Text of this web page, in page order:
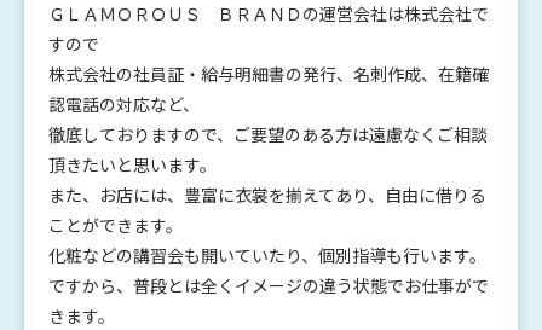
ＧＬＡＭＯＲＯＵＳ ＢＲＡＮＤの運営会社は株式会社で
すので
株式会社の社員証・給与明細書の発行、名刺作成、在籍確
認電話の対応など、
徹底しておりますので、ご要望のある方は遠慮なくご相談
頂きたいと思います。
また、お店には、豊富に衣裳を揃えてあり、自由に借りる
ことができます。
化粧などの講習会も開いていたり、個別指導も行います。
ですから、普段とは全くイメージの違う状態でお仕事がで
きます。